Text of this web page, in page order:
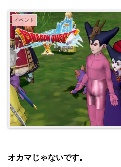
イベント
オカマじゃないです。